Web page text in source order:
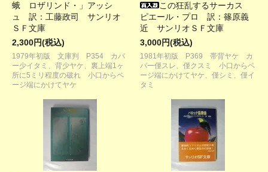
蛾 ロザリンド・」アッシ
ュ 訳：工藤政司 サンリオ
ＳＦ文庫
2,300円(税込)
1979年初版 文庫判 P354 カバ
ー少イタミ、背少ヤケ、裏上端1ヶ
所に5ミリ程度の破れ 小口からペ
ージ端にかけてヤケ
この狂乱するサーカス
ピエール・プロ 訳：篠原義
近 サンリオＳＦ文庫
3,000円(税込)
1981年初版 P369 帯背ヤケ カ
バー僅スレ、僅クスミ 小口からペ
ージ端にかけてヤケ、僅シミ、僅イ
タミ